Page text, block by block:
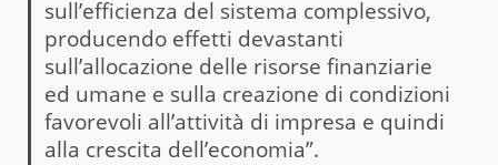
sull’efficienza del sistema complessivo,
producendo effetti devastanti
sull’allocazione delle risorse finanziarie
ed umane e sulla creazione di condizioni
favorevoli all’attività di impresa e quindi
alla crescita dell’economia”.